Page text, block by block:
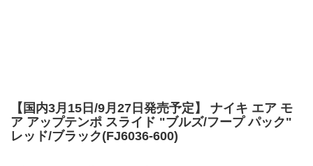
【国内3月15日/9月27日発売予定】 ナイキ エア モ
ア アップテンポ スライド "ブルズ/フープ パック"
レッド/ブラック(FJ6036-600)